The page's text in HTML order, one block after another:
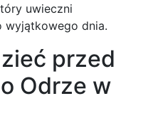
uwieczni
wyjątkowego dnia.
przed
Odrze w